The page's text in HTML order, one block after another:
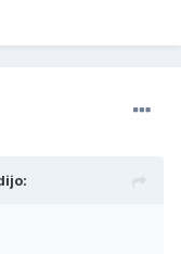
el acelerador.
nada que ver
tronic de tu
mi gusto es un
calentarse mucho